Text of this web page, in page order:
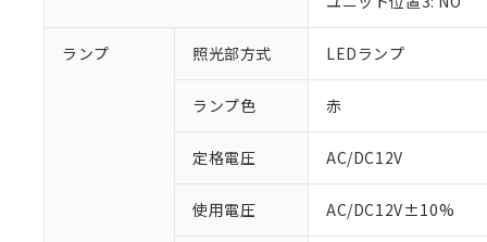
ランプ 照光部方式 LEDランプ
ランプ色 赤
定格電圧 AC/DC12V
使用電圧 AC/DC12V±10%
ご利用条件
※1 対応状況
調査・確認中：
非該当品：ライセ
仕入先様の事情に
があります。
※1 中国